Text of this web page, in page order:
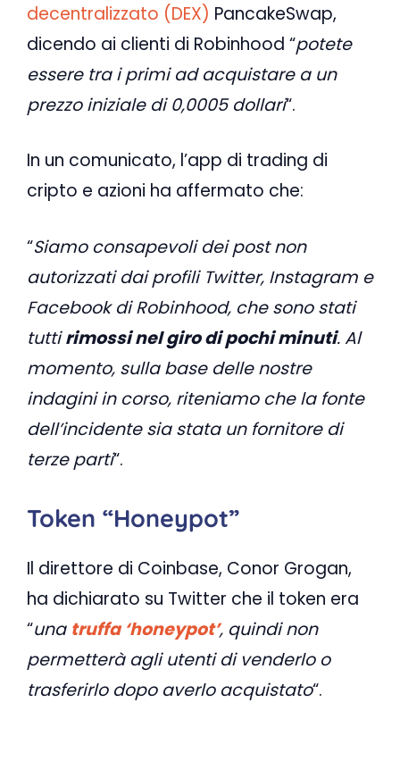
decentralizzato (DEX) PancakeSwap,
dicendo ai clienti di Robinhood “potete
essere tra i primi ad acquistare a un
prezzo iniziale di 0,0005 dollari“.
In un comunicato, l’app di trading di
cripto e azioni ha affermato che:
“Siamo consapevoli dei post non
autorizzati dai profili Twitter, Instagram e
Facebook di Robinhood, che sono stati
tuttirimossi nel giro di pochi minuti. Al
momento, sulla base delle nostre
indagini in corso, riteniamo che la fonte
dell’incidente sia stata un fornitore di
terze parti“.
Token “Honeypot”
Il direttore di Coinbase, Conor Grogan,
ha dichiarato su Twitter che il token era
“una truffa ‘honeypot’, quindi non
permetterà agli utenti di venderlo o
trasferirlo dopo averlo acquistato“.